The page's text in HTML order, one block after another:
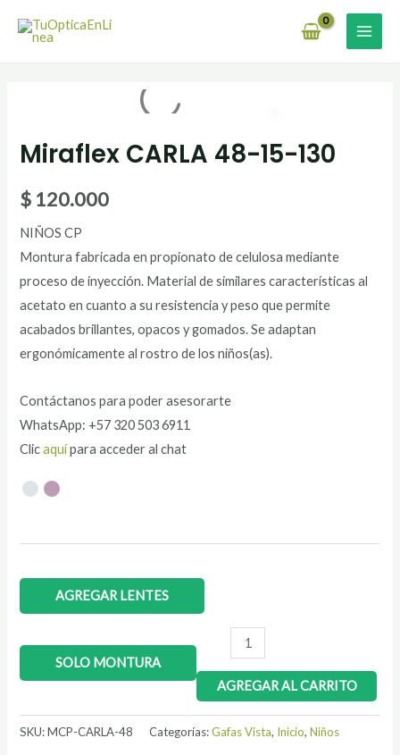
Miraflex CARLA 48-15-130
$ 120.000
NIÑOS CP
Montura fabricada en propionato de celulosa mediante
proceso de inyección. Material de similares características al
acetato en cuanto a su resistencia y peso que permite
acabados brillantes, opacos y gomados. Se adaptan
ergonómicamente al rostro de los niños(as).
Contáctanos para poder asesorarte
WhatsApp: +57 320 503 6911
Clicaquípara acceder al chat
AGREGAR LENTES
SOLO MONTURA
48-
AGREGAR AL CARRITO
SKU:MCP-CARLA-48 Categorías:Gafas Vista, Inicio,Niños